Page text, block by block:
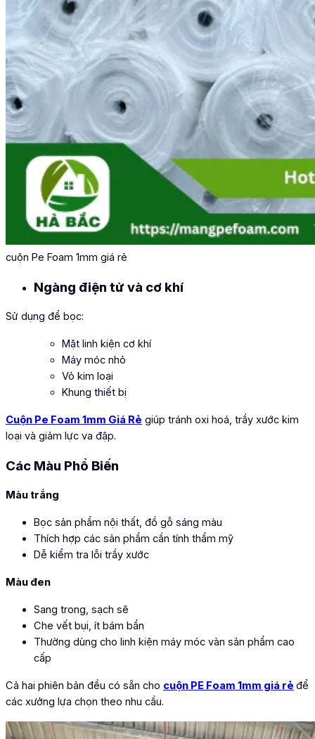
cuộn Pe Foam 1mm giá rẻ
Ngàng điện tử và cơ khí
Sử dụng để bọc:
Mặt linh kiện cơ khí
Máy móc nhỏ
Vỏ kim loại
Khung thiết bị
Cuộn Pe Foam 1mm Giá Rẻ giúp tránh oxi hoá, trầy xước kim
loại và giảm lực va đập.
Các Màu Phổ Biến
Màu trắng
Bọc sản phẩm nội thất, đồ gỗ sáng màu
Thích hợp các sản phẩm cần tính thẩm mỹ
Dễ kiểm tra lỗi trầy xước
Màu đen
Sang trong, sạch sẽ
Che vết bụi, ít bám bẩn
Thường dùng cho linh kiện máy móc vàn sản phẩm cao
cấp
Cả hai phiên bản đều có sẵn cho cuộn PE Foam 1mm giá rẻ để
các xưởng lựa chọn theo nhu cầu.